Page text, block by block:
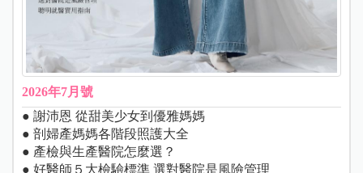
2026年7月號
● 謝沛恩 從甜美少女到優雅媽媽
● 剖婦產媽媽各階段照護大全
● 產檢與生產醫院怎麼選？
● 好醫師５大檢驗標準 選對醫院是風險管理